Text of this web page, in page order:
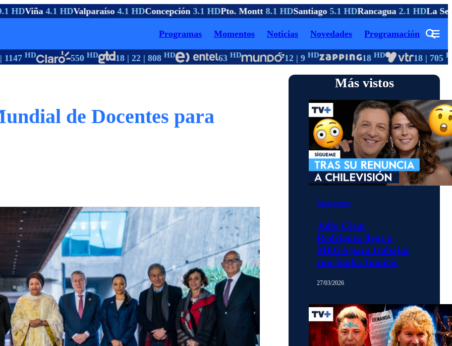
HDViña4.1 HDValparaíso4.1 HDConcepción3.1 HDPto. Montt8.1 HDSantiago5.1 HDRancagua2.1 HDLa
Programas Momentos Noticias Novedades Programación
HD 550HD 18 | 22 | 808HD 63HD 12 | 9HD 18HD 18 | 705HD
de Docentes para
Más vistos
Momentos
Julio César
Rodríguez llega a
MEGA para trabajar
con Tonka Tomicic
27/03/2026